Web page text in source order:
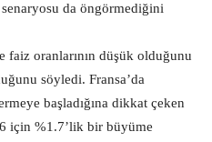
da öngörmediğini
oranlarının düşük olduğunu
söyledi. Fransa’da
başladığına dikkat çeken
için %1.7’lik bir büyüme